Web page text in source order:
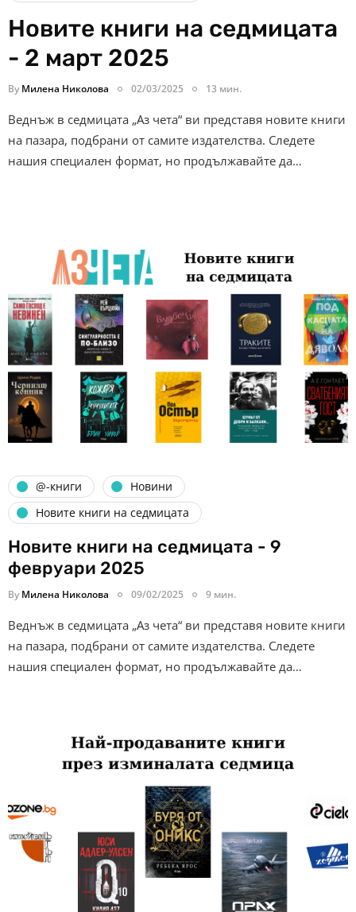
Новите книги на седмицата
- 2 март 2025
By Милена Николова 02/03/2025 13 мин.
Веднъж в седмицата „Аз чета“ ви представя новите книги
на пазара, подбрани от самите издателства. Следете
нашия специален формат, но продължавайте да…
@-книги
Новини
Новите книги на седмицата
Новите книги на седмицата - 9
февруари 2025
By Милена Николова 09/02/2025 9 мин.
Веднъж в седмицата „Аз чета“ ви представя новите книги
на пазара, подбрани от самите издателства. Следете
нашия специален формат, но продължавайте да…